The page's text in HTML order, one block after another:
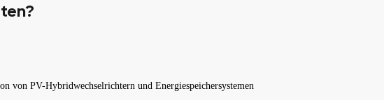
von PV-Hybridwechselrichtern und Energiespeichersystemen